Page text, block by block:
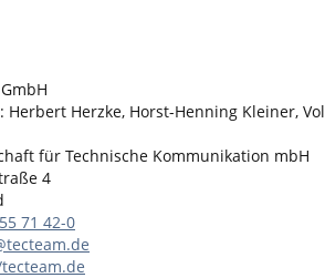
Herbert Herzke, Horst-Henning Kleiner,
für Technische Kommunikation mbH
4
71 42-0